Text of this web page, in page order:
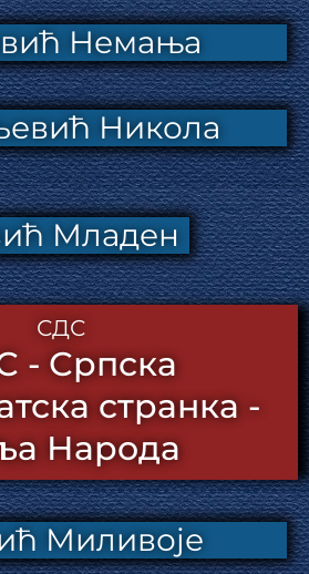
Немања
Никола
Младен
СДС
- Српска
странка -
Народа
Миливоје